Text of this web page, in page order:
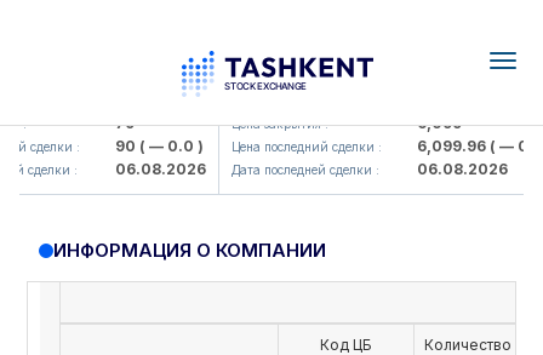
: 79
сделки : 90( — 0.0 )
сделки : 06.08.2026
UZMK (<O'zmetkombinat> AJ)
Цена закрытия : 6,099
Цена последний сделки : 6,099.96( — 0.0 )
Дата последней сделки : 06.08.2026
ИНФОРМАЦИЯ О КОМПАНИИ
Код ЦБ Количество